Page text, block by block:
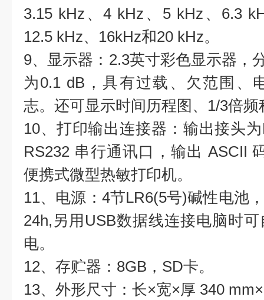
3.15 kHz、4 kHz、5 kHz、6.3
12.5 kHz、16kHz和20 kHz。
9、显示器：2.3英寸彩色显示器，
为0.1 dB，具有过载、欠范围、
志。还可显示时间历程图、1/3倍
10、打印输出连接器：输出接头
RS232 串行通讯口，输出 ASCII
便携式微型热敏打印机。
11、电源：4节LR6(5号)碱性电池
24h,另用USB数据线连接电脑时
电。
12、存贮器：8GB，SD卡。
13、外形尺寸：长×宽×厚 340